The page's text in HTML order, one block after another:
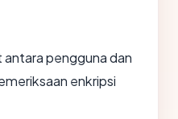
pengguna dan
enkripsi